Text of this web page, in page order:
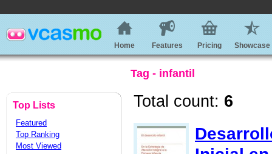
Home Features Pricing Showcase
Tag - infantil
Top Lists
Featured
Top Ranking
Most Viewed
Total count: 6